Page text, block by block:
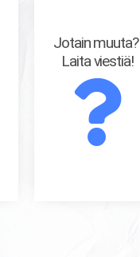
Jotain muuta?
Laita viestiä!